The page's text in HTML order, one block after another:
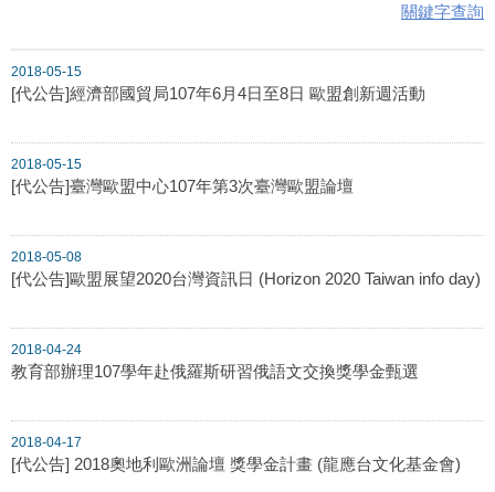
關鍵字查詢
2018-05-15
[代公告]經濟部國貿局107年6月4日至8日 歐盟創新週活動
2018-05-15
[代公告]臺灣歐盟中心107年第3次臺灣歐盟論壇
2018-05-08
[代公告]歐盟展望2020台灣資訊日 (Horizon 2020 Taiwan info day)
2018-04-24
教育部辦理107學年赴俄羅斯研習俄語文交換獎學金甄選
2018-04-17
[代公告] 2018奧地利歐洲論壇 獎學金計畫 (龍應台文化基金會)